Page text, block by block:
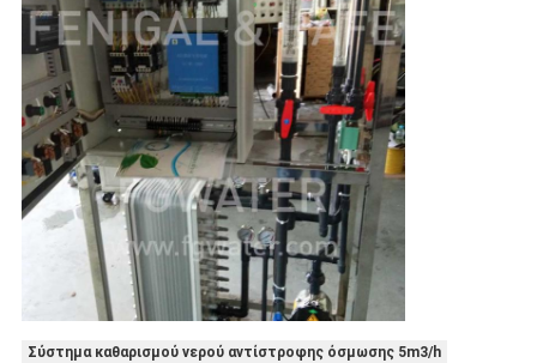
Σύστημα καθαρισμού νερού αντίστροφης όσμωσης 5m3/h